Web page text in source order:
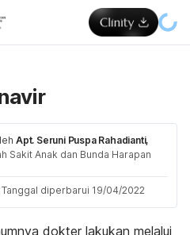
Apt. Seruni Puspa Rahadianti,
Sakit Anak dan Bunda Harapan
Tanggal diperbarui 19/04/2022
dokter lakukan melalui